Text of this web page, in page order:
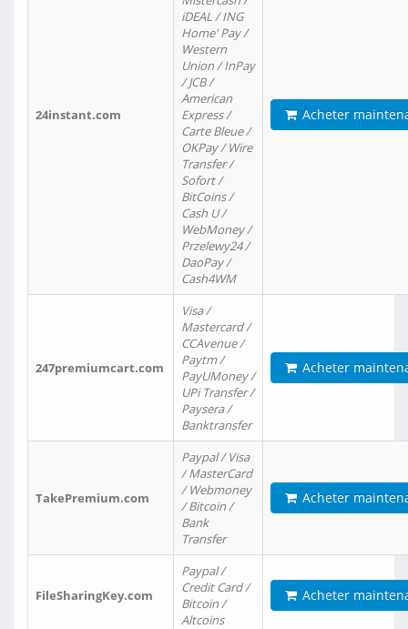
24instant.com
iDEAL / ING
Home' Pay /
Western
Union / InPay
/ JCB /
American
Express /
Carte Bleue /
OKPay / Wire
Transfer /
Sofort /
BitCoins /
Cash U /
WebMoney /
Przelewy24 /
DaoPay /
Cash4WM
Acheter
247premiumcart.com
Visa /
Mastercard /
CCAvenue /
Paytm /
PayUMoney /
UPi Transfer /
Paysera /
Banktransfer
Acheter
TakePremium.com
Paypal / Visa
/ MasterCard
/ Webmoney
/ Bitcoin /
Bank
Transfer
Acheter
FileSharingKey.com
Paypal /
Credit Card /
Bitcoin /
Altcoins
Acheter